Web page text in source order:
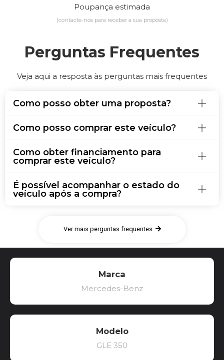
Poupança estimada
(contacte-nos para receber a sua proposta)
Perguntas Frequentes
Veja aqui a resposta às perguntas mais frequentes
Como posso obter uma proposta?
Como posso comprar este veículo?
Como obter financiamento para
comprar este veículo?
É possível acompanhar o estado do
veículo após a compra?
Ver mais perguntas frequentes
Marca
Mercedes-Benz
Modelo
GLE 350